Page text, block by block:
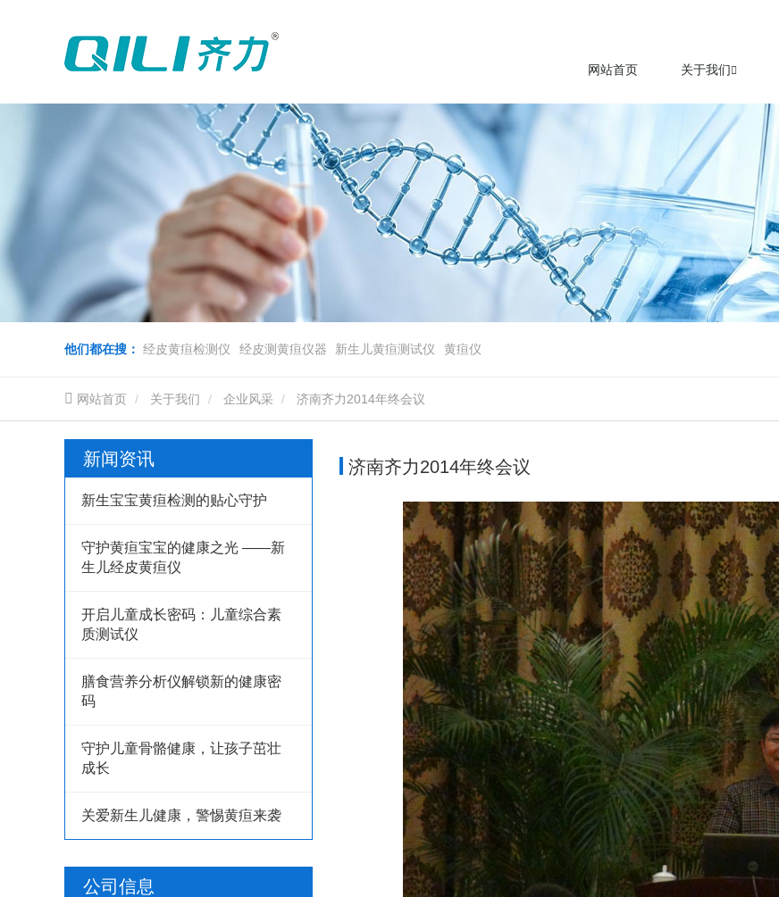
网站首页 关于我们
他们都在搜： 经皮黄疸检测仪 经皮测黄疸仪器 新生儿黄疸测试仪 黄疸仪
网站首页 关于我们 企业风采 济南齐力2014年终会议
新闻资讯
新生宝宝黄疸检测的贴心守护
守护黄疸宝宝的健康之光 ——新
生儿经皮黄疸仪
开启儿童成长密码：儿童综合素
质测试仪
膳食营养分析仪解锁新的健康密
码
守护儿童骨骼健康，让孩子茁壮
成长
关爱新生儿健康，警惕黄疸来袭
公司信息
济南齐力2014年终会议